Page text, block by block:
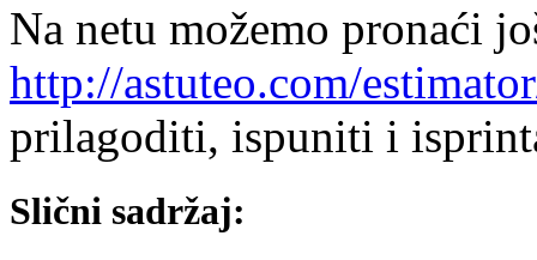
Na netu možemo pronaći
http://astuteo.com/
prilagoditi, ispuniti i
Slični sadržaj: